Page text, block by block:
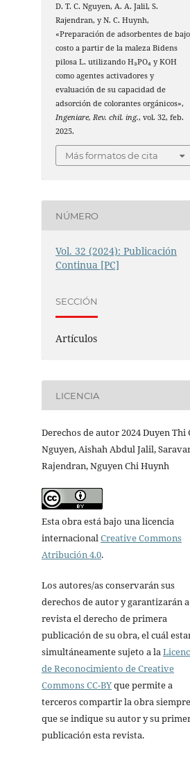
D. T. C. Nguyen, A. A. Jalil, S.
Rajendran, y N. C. Huynh,
«Preparación de adsorbentes de bajo
costo a partir de la maleza Bidens
pilosa L. utilizando H₃PO₄ y KOH
como agentes activadores y
evaluación de su capacidad de
adsorción de colorantes orgánicos»,
Ingeniare, Rev. chil. ing., vol. 32, feb.
2025.
Más formatos de cita
NÚMERO
Vol. 32 (2024): Publicación
Continua [PC]
SECCIÓN
Artículos
LICENCIA
Derechos de autor 2024 Duyen Thi
Nguyen, Aishah Abdul Jalil,
Rajendran, Nguyen Chi Huynh
Esta obra está bajo una licencia
internacionalCreative Commons
Atribución 4.0.
Los autores/as conservarán sus
derechos de autor y garantizarán
revista el derecho de primera
publicación de su obra, el cuál
simultáneamente sujeto a la
de Reconocimiento de Creative
Commons CC-BYque permite a
terceros compartir la obra siempre
que se indique su autor y su
publicación esta revista.